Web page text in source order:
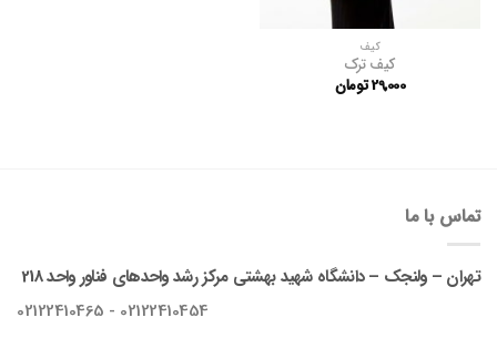
کیف
کیف ترک
29,000تومان
تماس با ما
تهران – ولنجک – دانشگاه شهید بهشتی مرکز رشد واحدهای فناور واحد 218
02122410454 - 02122410465